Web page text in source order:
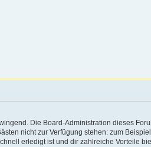
Die Board-Administration dieses
nicht zur Verfügung stehen: zum
erledigt ist und dir zahlreiche Vorteile